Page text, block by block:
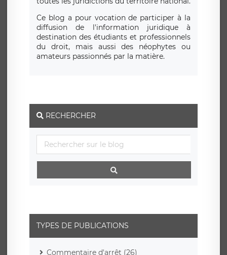
Ce blog a pour vocation de participer à la
diffusion de l'information juridique à
destination des étudiants et professionnels
du droit, mais aussi des néophytes ou
amateurs passionnés par la matière.
RECHERCHER
TYPES DE PUBLICATIONS
Commentaire d'arrêt (26)